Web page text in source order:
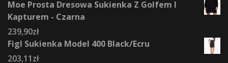
Moe Prosta Dresowa Sukienka Z Golfem I
Kapturem - Czarna
239,90zł
Figl Sukienka Model 400 Black/Ecru
203,11zł